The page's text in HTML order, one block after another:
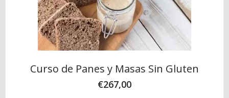
Curso de Panes y Masas Sin Gluten
€267,00